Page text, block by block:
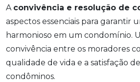
A convivência e resolução de
aspectos essenciais para garantir
harmonioso em um condomínio.
convivência entre os moradores
qualidade de vida e a satisfação
condôminos.